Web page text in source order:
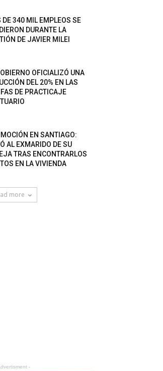
DE 340 MIL EMPLEOS SE
DURANTE LA
DE JAVIER MILEI
OFICIALIZÓ UNA
DEL 20% EN LAS
DE PRACTICAJE
EN SANTIAGO:
AL EXMARIDO DE SU
TRAS ENCONTRARLOS
EN LA VIVIENDA
more